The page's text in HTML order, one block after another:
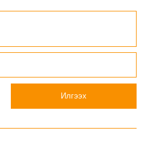
Илгээх